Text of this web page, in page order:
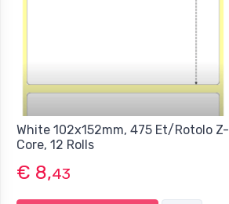
White 102x152mm, 475 Et/Rotolo
Core, 12 Rolls
€ 8,43